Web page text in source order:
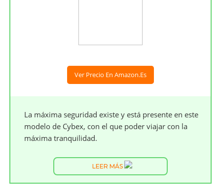
Ver Precio En Amazon.es
La máxima seguridad existe y está presente en este
modelo de Cybex, con el que poder viajar con la
máxima tranquilidad.
LEER MÁS